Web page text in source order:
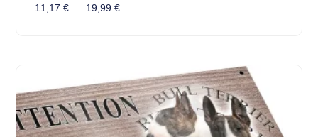
11,17 € – 19,99 €